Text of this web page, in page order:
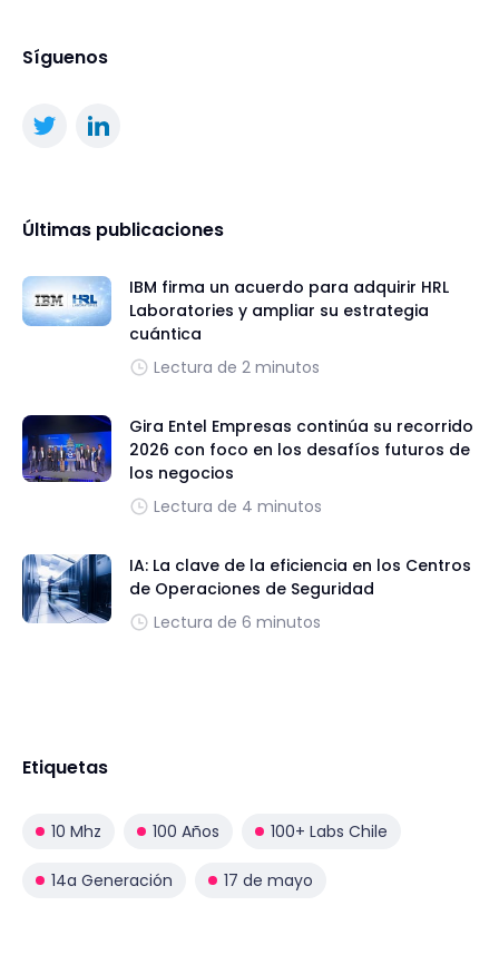
Síguenos
Últimas publicaciones
IBM firma un acuerdo para adquirir HRL
Laboratories y ampliar su estrategia
cuántica
Lectura de 2 minutos
Gira Entel Empresas continúa su recorrido
2026 con foco en los desafíos futuros de
los negocios
Lectura de 4 minutos
IA: La clave de la eficiencia en los Centros
de Operaciones de Seguridad
Lectura de 6 minutos
Etiquetas
10 Mhz 100 Años 100+ Labs Chile
14a Generación 17 de mayo